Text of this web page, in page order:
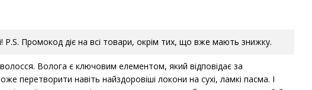
P.S. Промокод діє на всі товари, окрім тих, що вже мають знижку.
Волога є ключовим елементом, який відповідає за
перетворити навіть найздоровіші локони на сухі, ламкі пасма. І